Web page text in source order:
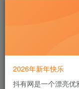
是继续加两根一
在应该有很多能
手62×2的双条，
现在4根48G相较
知道效能高多少。
2026年新年快乐
抖有网是一个漂亮